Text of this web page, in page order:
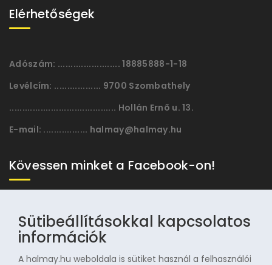
Elérhetőségek
Adószám: ........................ 18885888-1-18
Levélcím: .................. 9700 Szombathely
......................................... Hollán Ernõ u. 13.
E-mail: ................. halmay@halmay.hu
Kövessen minket a Facebook-on!
Sütibeállításokkal kapcsolatos
információk
A halmay.hu weboldala is sütiket használ a felhasználói